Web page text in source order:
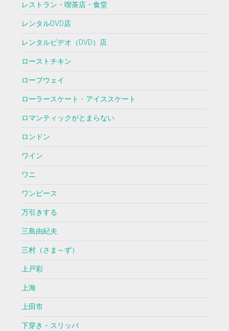
レストラン・喫茶店・食堂
レンタルDVD店
レンタルビデオ（DVD）店
ローストチキン
ロープウェイ
ローラースケート・アイススケート
ロマンティックがとまらない
ロンドン
ワイン
ワニ
ワンピース
万引きする
三島由紀夫
三村（さま～ず）
上戸彩
上海
上田市
下穿き・スリッパ